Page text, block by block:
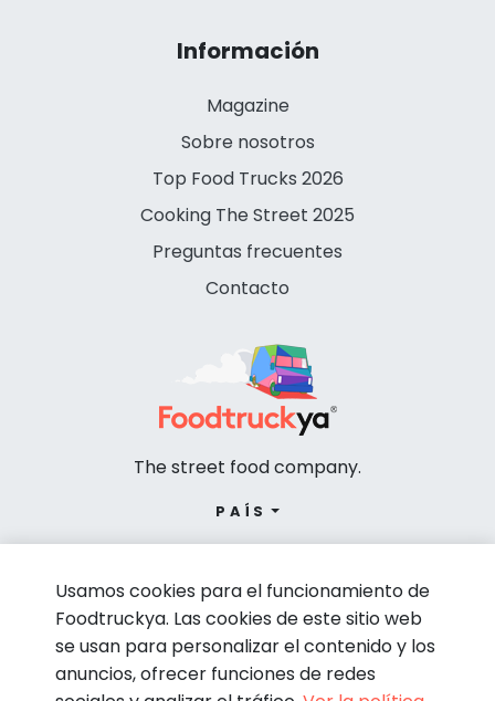
Información
Magazine
Sobre nosotros
Top Food Trucks 2026
Cooking The Street 2025
Preguntas frecuentes
Contacto
The street food company.
PAÍS
Usamos cookies para el funcionamiento de
Foodtruckya. Las cookies de este sitio web
se usan para personalizar el contenido y los
anuncios, ofrecer funciones de redes